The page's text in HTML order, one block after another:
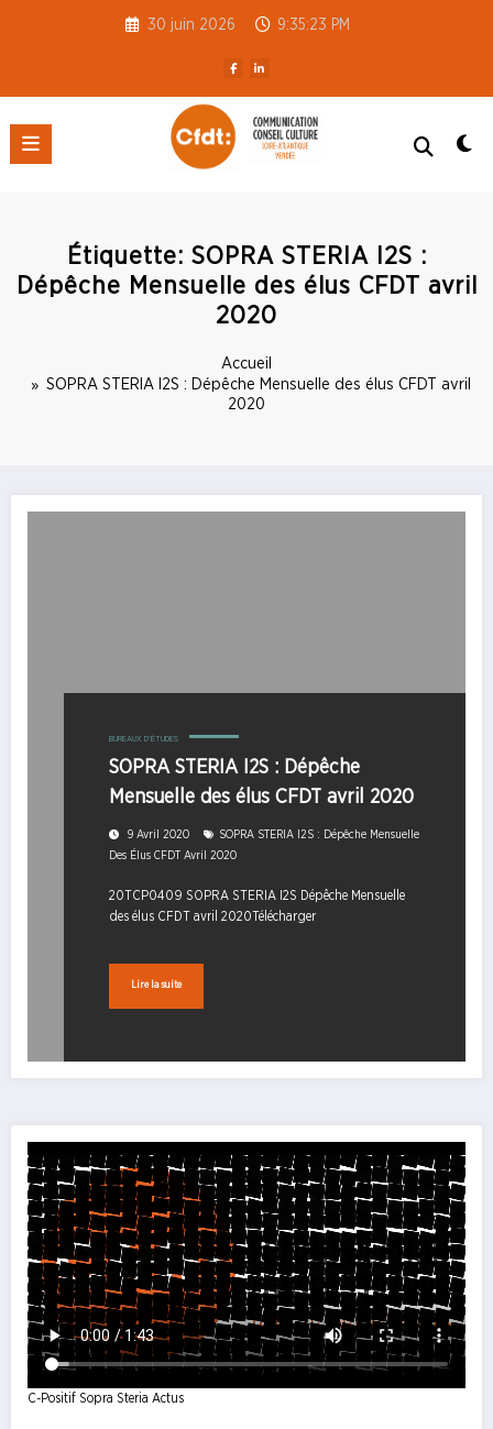
30 juin 2026 9:35:24 PM
Étiquette: SOPRA STERIA I2S :
Dépêche Mensuelle des élus CFDT avril
2020
Accueil
SOPRA STERIA I2S : Dépêche Mensuelle des élus CFDT avril
2020
BUREAUX D'ÉTUDES
SOPRA STERIA I2S : Dépêche
Mensuelle des élus CFDT avril 2020
9 Avril 2020
SOPRA STERIA I2S : Dépêche Mensuelle
Des Élus CFDT Avril 2020
20TCP0409 SOPRA STERIA I2S Dépêche Mensuelle
des élus CFDT avril 2020Télécharger
Lire la suite
C-Positif Sopra Steria Actus